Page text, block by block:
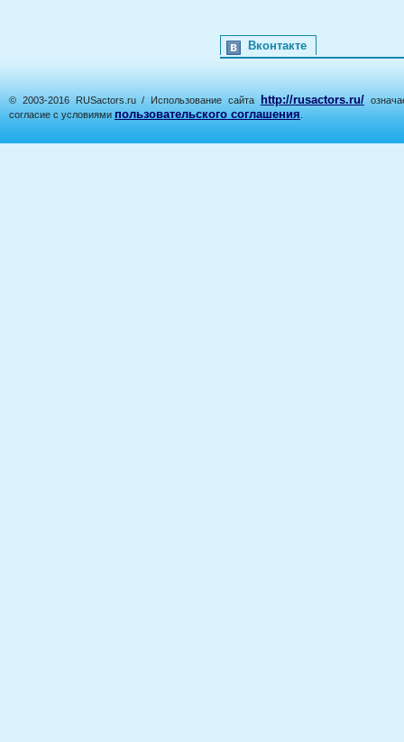
Вконтакте
© 2003-2016 RUSactors.ru / Использование сайта http://rusactors.ru/
согласие с условиями пользовательского соглашения